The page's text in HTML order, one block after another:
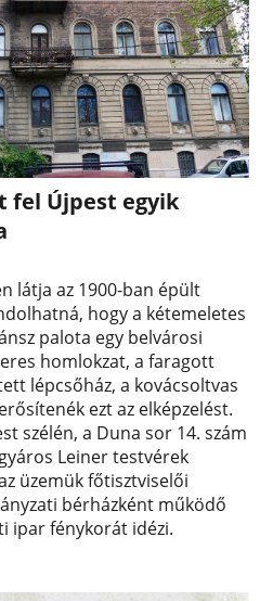
fel Újpest egyik
látja az 1900-ban épült
hogy a kétemeletes
palota egy belvárosi
homlokzat, a faragott
lépcsőház, a kovácsoltvas
ezt az elképzelést.
szélén, a Duna sor 14. szám
Leiner testvérek
üzemük főtisztviselői
bérházként működő
ipar fénykorát idézi.